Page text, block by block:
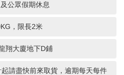
公眾假期休息
，限長2米
翔大廈地下D鋪
請盡快前來取貨，逾期每天每件